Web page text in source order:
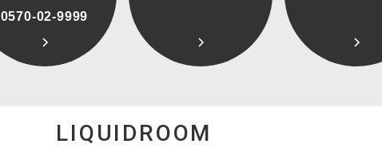
0570-02-9999
LIQUIDROOM